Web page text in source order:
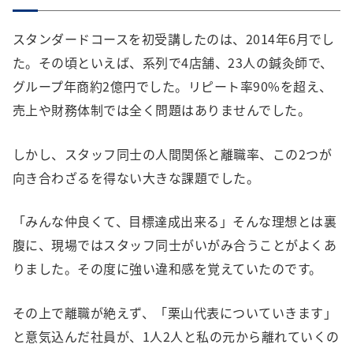
スタンダードコースを初受講したのは、2014年6月でし
た。その頃といえば、系列で4店舗、23人の鍼灸師で、
グループ年商約2億円でした。リピート率90%を超え、
売上や財務体制では全く問題はありませんでした。
しかし、スタッフ同士の人間関係と離職率、この2つが
向き合わざるを得ない大きな課題でした。
「みんな仲良くて、目標達成出来る」そんな理想とは裏
腹に、現場ではスタッフ同士がいがみ合うことがよくあ
りました。その度に強い違和感を覚えていたのです。
その上で離職が絶えず、「栗山代表についていきます」
と意気込んだ社員が、1人2人と私の元から離れていくの